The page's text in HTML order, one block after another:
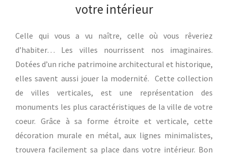
votre intérieur
Celle qui vous a vu naître, celle où vous rêveriez
d’habiter… Les villes nourrissent nos imaginaires.
Dotées d’un riche patrimoine architectural et historique,
elles savent aussi jouer la modernité. Cette collection
de villes verticales, est une représentation des
monuments les plus caractéristiques de la ville de votre
coeur. Grâce à sa forme étroite et verticale, cette
décoration murale en métal, aux lignes minimalistes,
trouvera facilement sa place dans votre intérieur. Bon